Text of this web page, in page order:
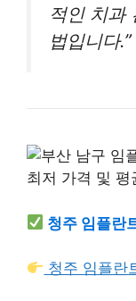
적인 치과
법입니다.”
청주 임플란
청주 임플란